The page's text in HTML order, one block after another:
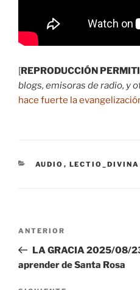
[REPRODUCCIÓN
blogs, emisoras de radio, y
hace fuerte la
CATEGORÍAS
AUDIO , LECTIO_DIVINA
entradas
Entrada
anterior:
ANTERIOR
LA GRACIA 2025/08/
aprender de Santa Rosa